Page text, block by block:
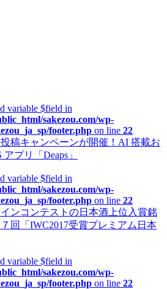
variable $field in
sakezou.com/wp-
footer.php on line 22
稿キャンペーンが開催！AI 搭載お
プリ「Deaps」
variable $field in
sakezou.com/wp-
footer.php on line 22
ンコンテストの日本酒上位入賞銘
回「IWC2017受賞プレミアム日本
variable $field in
sakezou.com/wp-
footer.php on line 22